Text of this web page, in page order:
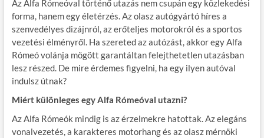
Az Alfa Rómeóval történő utazás nem csupán egy közlekedési
forma, hanem egy életérzés. Az olasz autógyártó híres a
szenvedélyes dizájnról, az erőteljes motorokról és a sportos
vezetési élményről. Ha szereted az autózást, akkor egy Alfa
Rómeó volánja mögött garantáltan felejthetetlen utazásban
lesz részed. De mire érdemes figyelni, ha egy ilyen autóval
indulsz útnak?
Miért különleges egy Alfa Rómeóval utazni?
Az Alfa Rómeók mindig is az érzelmekre hatottak. Az elegáns
vonalvezetés, a karakteres motorhang és az olasz mérnöki